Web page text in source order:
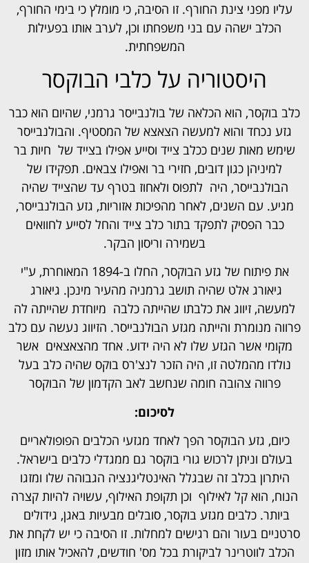
עליו מפני צינת החורף. זו הסיבה, כי מומלץ כי בימי החורף,
הכלב ישהה עם בני משפחתו וכן, לערב אותו בפעילות
המשפחתית.
היסטוריה על כלבי הבוקסר
כלב בוקסר, הוא הכלאה של בולנבייסר גרמני, שהיום הוא כבר
גזע נכחד והוא למעשה הצאצא של המסטיף. והבולנבייסר
שימש מאות שנים ככלב צייד וסייע אפילו בצייד של חיות בר
למיניהן כגון דובים, חזירי בר ואפילו צבאים. תפקידו של
הבולנבייסר, היה לתפוס ולאחוז בטרף עד שהצייד שהיה
מגיע. עם השנים, לאחר מהפיכות אזוריות, גזע הבולנבייסר,
כבר הפסיק לתפקד בתור כלב צייד והחל לסייע לחוואים
בשמירה וריסון הבקר.
את פיתוח של גזע הבוקסר, החלו ב-1894 המאוחרת, ע"י
גיאורג אלט שהיה תושב גרמניה מהעיר מינכן. גיאורג
למעשה, זיווג את כלבתו שהייתה כלבה מיוחדת שהייתה לה
פרווה מנומרת והייתה מגזע הבולנבייסר. הזיווג נעשה עם כלב
מקומי אשר הגזע שלו לא היה ידוע. אחד מהצאצאים אשר
נולדו מהמלטה זו, היה הזכר לנצ'רס בוקס שהיה כלב בעל
פרווה צהובה חומה שנחשב לאב הקדמון של הבוקסר
לסיכום:
כיום, גזע הבוקסר הפך לאחד מגזעי הכלבים הפופולאריים
בעולם וניתן לרכוש גורי בוקסר גם ממגדלי כלבים בישראל.
היתרון בכלב זה שבגלל האינטליגנציה הגבוהה שלו ומזגו
הנוח, הוא קל לאילוף וכן תקופת האילוף, עשויה להיות קצרה
ביותר. כלבים מגזע בוקסר, סובלים מבעיות באגן, גידולים
סרטניים בעור והם רגישים למחלות. זו הסיבה כי יש לקחת את
הכלב לווטרינר לביקורת בכל מס' חודשים, להאכיל אותו מזון